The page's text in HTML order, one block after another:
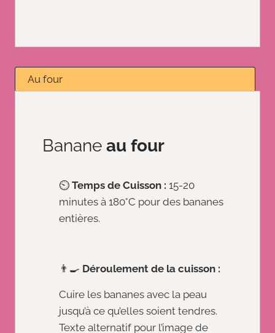
Au four
Banane au four
⏲️ Temps de Cuisson : 15-20
minutes à 180°C pour des bananes
entières.
👨‍🍳 Déroulement de la cuisson :
Cuire les bananes avec la peau
jusqu’à ce qu’elles soient tendres.
Texte alternatif pour l’image de